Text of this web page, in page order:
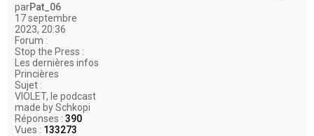
parPat_06
17 septembre
2023, 20:36
Forum :
Stop the Press :
Les dernières infos
Princières
Sujet :
VIOLET, le podcast
made by Schkopi
Réponses : 390
Vues : 133273